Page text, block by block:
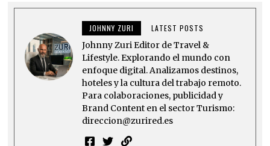
JOHNNY ZURI LATEST POSTS
Johnny Zuri Editor de Travel &
Lifestyle. Explorando el mundo con
enfoque digital. Analizamos destinos,
hoteles y la cultura del trabajo remoto.
Para colaboraciones, publicidad y
Brand Content en el sector Turismo:
direccion@zurired.es